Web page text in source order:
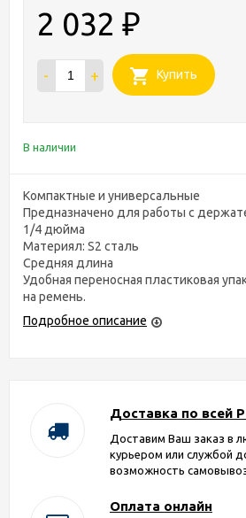
2 032 ₽
- + Купить
В наличии
Компактные и универсальные
Предназначено для работы с
1/4 дюйма
Материял: S2 сталь
Средняя длина
Удобная переносная пластиковая
на ремень.
Подробное описание
Доставка по всей
Доставим Ваш заказ в
курьером или службой
возможность
Оплата онлайн